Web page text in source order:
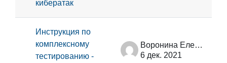
кибератак
Инструкция по
комплексному
тестированию -
Воронина Елена Владимировна
6 дек. 2021